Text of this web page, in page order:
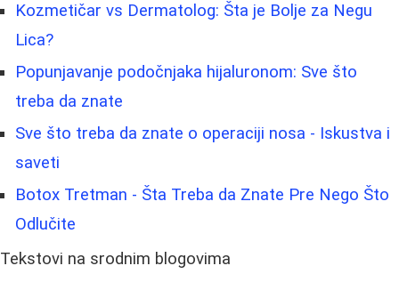
Kozmetičar vs Dermatolog: Šta je Bolje za Negu
Lica?
Popunjavanje podočnjaka hijaluronom: Sve što
treba da znate
Sve što treba da znate o operaciji nosa - Iskustva i
saveti
Botox Tretman - Šta Treba da Znate Pre Nego Što
Odlučite
Tekstovi na srodnim blogovima